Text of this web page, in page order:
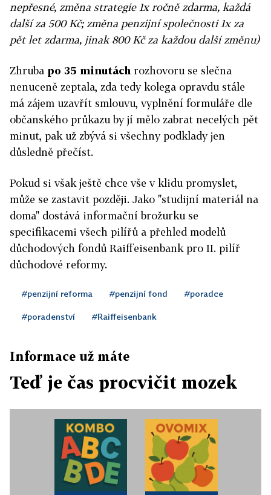
nepřesné, změna strategie 1x ročně zdarma, každá
další za 500 Kč; změna penzijní společnosti 1x za
pět let zdarma, jinak 800 Kč za každou další změnu)
Zhruba po 35 minutách rozhovoru se slečna
nenuceně zeptala, zda tedy kolega opravdu stále
má zájem uzavřít smlouvu, vyplnění formuláře dle
občanského průkazu by jí mělo zabrat necelých pět
minut, pak už zbývá si všechny podklady jen
důsledně přečíst.
Pokud si však ještě chce vše v klidu promyslet,
může se zastavit později. Jako "studijní materiál na
doma" dostává informační brožurku se
specifikacemi všech pilířů a přehled modelů
důchodových fondů Raiffeisenbank pro II. pilíř
důchodové reformy.
#penzijní reforma #penzijní fond #poradce
#poradenství #Raiffeisenbank
Informace už máte
Teď je čas procvičit mozek